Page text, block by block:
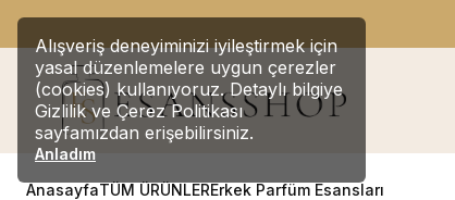
Alışveriş deneyiminizi iyileştirmek için
yasal düzenlemelere uygun çerezler
(cookies) kullanıyoruz. Detaylı bilgiye
Gizlilik ve Çerez Politikası
sayfamızdan erişebilirsiniz.
Anladım
AnasayfaTÜM ÜRÜNLERErkek Parfüm Esansları